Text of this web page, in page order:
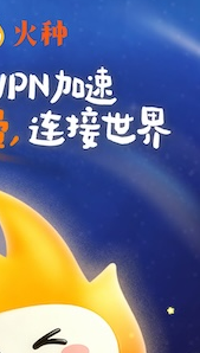
支持[0] 反对
支持
反对 [0]